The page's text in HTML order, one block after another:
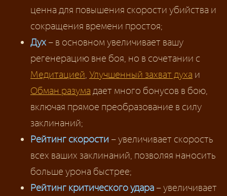
ценна для повышения скорости убийства и
сокращения времени простоя;
Дух – в основном увеличивает вашу
регенерацию вне боя, но в сочетании с
Медитацией, Улучшенный захват духа и
Обман разума дает много бонусов в бою,
включая прямое преобразование в силу
заклинаний;
Рейтинг скорости – увеличивает скорость
всех ваших заклинаний, позволяя наносить
больше урона быстрее;
Рейтинг критического удара – увеличивает